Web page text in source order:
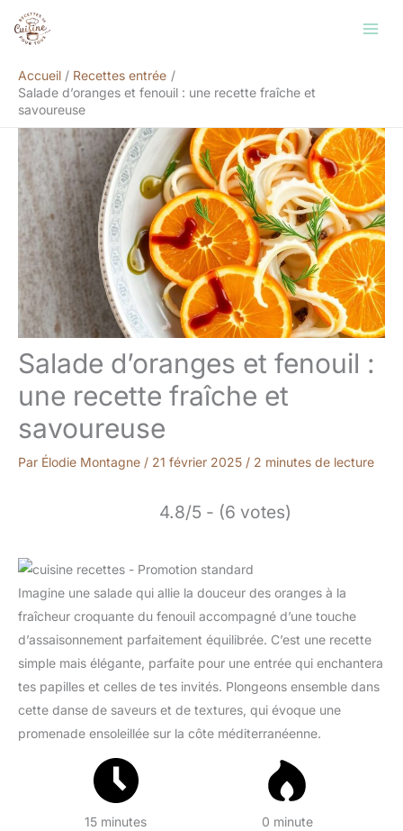
Accueil
Recettes entrée
Salade d’oranges et fenouil : une recette fraîche et
savoureuse
Salade d’oranges et fenouil :
une recette fraîche et
savoureuse
Par Élodie Montagne / 21 février 2025 / 2 minutes de lecture
4.8/5 - (6 votes)
Imagine une salade qui allie la douceur des oranges à la
fraîcheur croquante du fenouil accompagné d’une touche
d’assaisonnement parfaitement équilibrée. C’est une recette
simple mais élégante, parfaite pour une entrée qui enchantera
tes papilles et celles de tes invités. Plongeons ensemble dans
cette danse de saveurs et de textures, qui évoque une
promenade ensoleillée sur la côte méditerranéenne.
15 minutes 0 minute
Rechercher